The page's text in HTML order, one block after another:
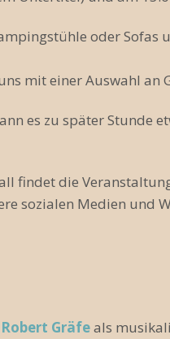
oder
mit einer Auswahl an
es zu später Stunde
findet die
sozialen Medien und
Robert Gräfeals